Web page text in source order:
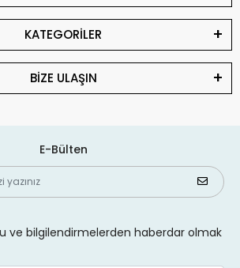
KATEGORİLER
BİZE ULAŞIN
E-Bülten
ve bilgilendirmelerden haberdar olmak